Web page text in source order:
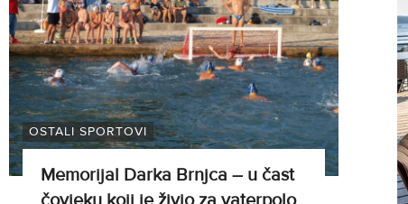
OSTALI SPORTOVI
Memorijal Darka Brnjca – u čast